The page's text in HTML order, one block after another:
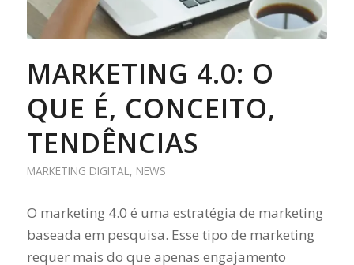
MARKETING 4.0: O
QUE É, CONCEITO,
TENDÊNCIAS
MARKETING DIGITAL, NEWS
O marketing 4.0 é uma estratégia de marketing
baseada em pesquisa. Esse tipo de marketing
requer mais do que apenas engajamento